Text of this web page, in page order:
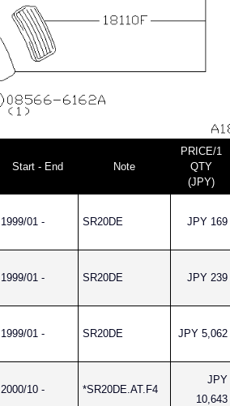
Start - End Note
PRICE/1
QTY
(JPY)
1999/01 - SR20DE JPY 169
1999/01 - SR20DE JPY 239
1999/01 - SR20DE JPY 5,062
2000/10 - *SR20DE.AT.F4
JPY
10,643